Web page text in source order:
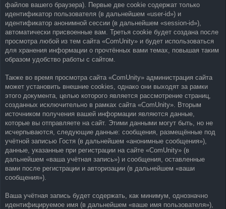
файлов вашего браузера). Первые две cookie содержат только
идентификатор пользователя (в дальнейшем «user-id») и
идентификатор анонимной сессии (в дальнейшем «session-id»),
автоматически присвоенные вам. Третья cookie будет создана после
просмотра любой из тем сайта «ComUnity» и будет использоваться
для хранения информации о прочтённых вами темах, повышая таким
образом удобство работы с сайтом.
Также во время просмотра сайта «ComUnity» администрация сайта
может установить внешние cookies, однако они выходят за рамки
этого документа, целью которого является рассмотрение страниц,
созданных исключительно в рамках сайта «ComUnity». Вторым
источником получения вашей информации являются данные,
которые вы отправляете на сайт. Этими данными могут быть, но не
исчерпываются, следующие данные: сообщения, размещённые под
учётной записью Гостя (в дальнейшем «анонимные сообщения»),
данные, указанные при регистрации на сайте «ComUnity» (в
дальнейшем «ваша учётная запись») и сообщения, оставленные
вами после регистрации и авторизации (в дальнейшем «ваши
сообщения»).
Ваша учётная запись будет содержать, как минимум, однозначно
идентифицируемое имя (в дальнейшем «ваше имя пользователя»),